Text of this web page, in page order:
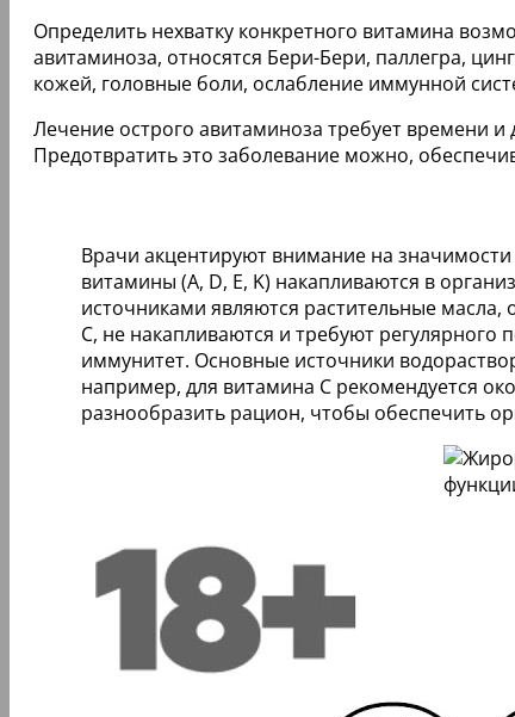
Определить нехватку конкретного витамина
авитаминоза, относятся Бери-Бери, паллегра,
кожей, головные боли, ослабление иммунной
Лечение острого авитаминоза требует времени
Предотвратить это заболевание можно,
Врачи акцентируют внимание на
витамины (A, D, E, K) накапливаются в
источниками являются растительные
C, не накапливаются и требуют
иммунитет. Основные источники
например, для витамина C рекомендуется
разнообразить рацион, чтобы обеспечить